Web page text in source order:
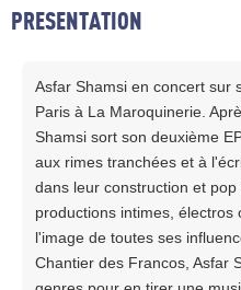
PRESENTATION
Asfar Shamsi en concert sur
Paris à La Maroquinerie.
Shamsi sort son deuxième
aux rimes tranchées et à
dans leur construction et
productions intimes, électros
l'image de toutes ses
Chantier des Francos, Asfar